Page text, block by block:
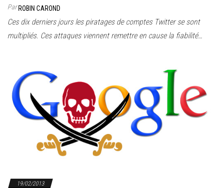
ParROBIN CAROND
Ces dix derniers jours les piratages de comptes Twitter se sont
multipliés. Ces attaques viennent remettre en cause la fiabilité…
19/02/2013